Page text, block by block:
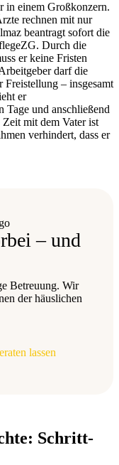
in einem Großkonzern.
rechnen mit nur
beantragt sofort die
Durch die
er keine Fristen
darf die
– insgesamt
er
Tage und anschließend
mit dem Vater ist
verhindert, dass er
– und
Betreuung. Wir
der häuslichen
lassen
Schritt-